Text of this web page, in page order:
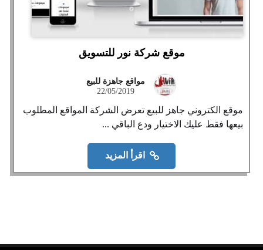
موقع شركة نور للتسويق
مواقع جاهزة للبيع
22/05/2019
موقع الكتروني جاهز للبيع تعرض الشركة المواقع المطلوب
بيعها فقط عليك الاختيار ودع الباقي ...
اقرأ المزيد